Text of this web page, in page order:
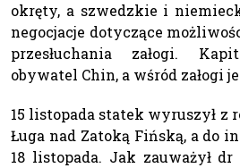
okręty, a szwedzkie i
negocjacje dotyczące
przesłuchania załogi.
obywatel Chin, a wśród załogi
15 listopada statek wyruszył z
Ługa nad Zatoką Fińską, a do
18 listopada. Jak zauważył